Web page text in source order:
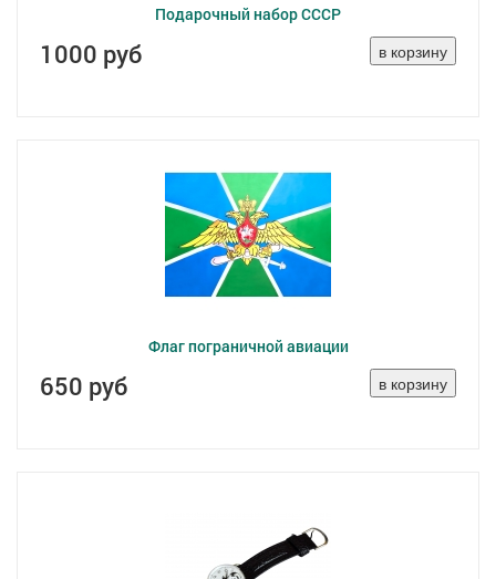
Подарочный набор СССР
1000 руб
Флаг пограничной авиации
650 руб